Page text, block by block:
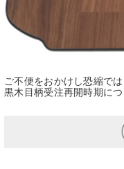
ご不便をおかけし恐縮で
黒木目柄受注再開時期に